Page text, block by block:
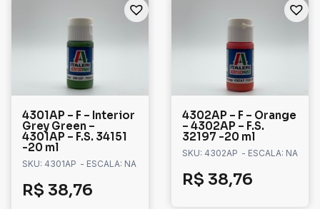
4301AP – F – Interior
Grey Green –
4301AP – F.S. 34151
-20 ml
SKU: 4301AP - ESCALA: NA
R$ 38,76
4302AP – F – Orange
– 4302AP – F.S.
32197 -20 ml
SKU: 4302AP - ESCALA: NA
R$ 38,76